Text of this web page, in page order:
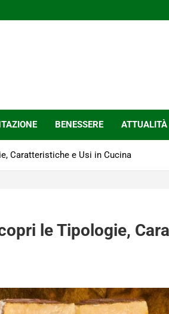
BENESSERE ATTUALITÀ
Caratteristiche e Usi in Cucina
le Tipologie,